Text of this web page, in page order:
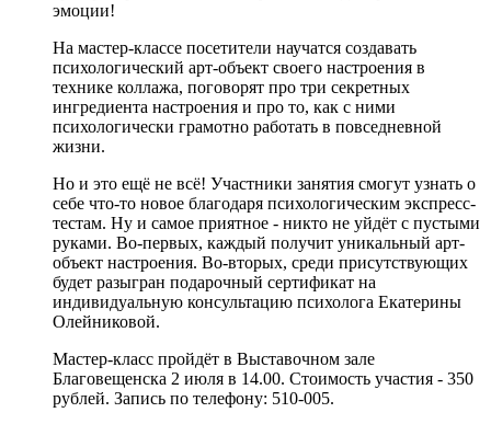
эмоции!
На мастер-классе посетители научатся создавать
психологический арт-объект своего настроения в
технике коллажа, поговорят про три секретных
ингредиента настроения и про то, как с ними
психологически грамотно работать в повседневной
жизни.
Но и это ещё не всё! Участники занятия смогут узнать о
себе что-то новое благодаря психологическим экспресс-
тестам. Ну и самое приятное - никто не уйдёт с пустыми
руками. Во-первых, каждый получит уникальный арт-
объект настроения. Во-вторых, среди присутствующих
будет разыгран подарочный сертификат на
индивидуальную консультацию психолога Екатерины
Олейниковой.
Мастер-класс пройдёт в Выставочном зале
Благовещенска 2 июля в 14.00. Стоимость участия - 350
рублей. Запись по телефону: 510-005.